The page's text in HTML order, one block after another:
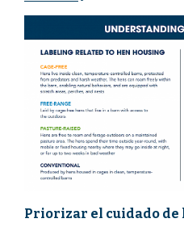
Priorizar el cuidado de